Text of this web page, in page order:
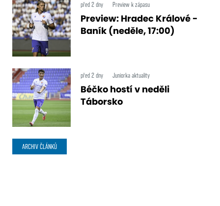
před 2 dny Preview k zápasu
Preview: Hradec Králové -
Baník (neděle, 17:00)
před 2 dny Juniorka aktuality
Béčko hostí v neděli
Táborsko
ARCHIV ČLÁNKŮ